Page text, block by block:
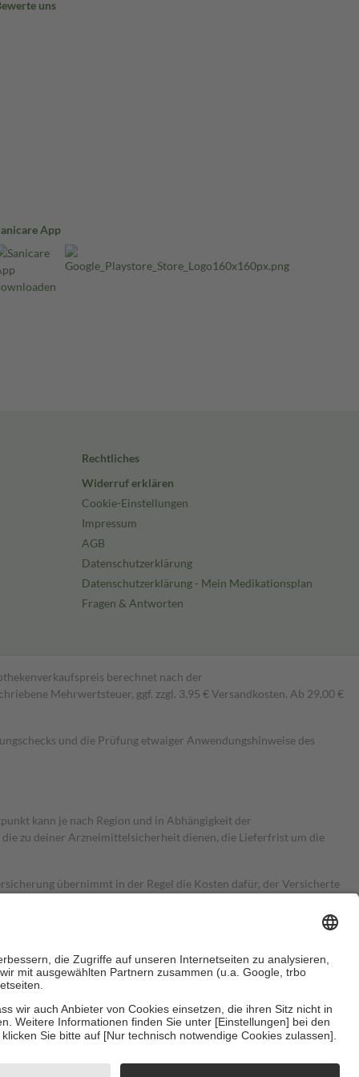
uns
App
Rechtliches
Widerruf erklären
Cookie-Einstellungen
Impressum
AGB
Datenschutzerklärung
Datenschutzerklärung - Mein Medikationsplan
Fragen & Antworten
berechnet nach der
Mehrwertsteuer, ggf. zzgl. 3,95 € Versandkosten. Ab 29,00 €
und die Prüfung etwaiger Anwendungshinweise des
kann je nach Region und in Abhängigkeit der
zu deiner Arzneimittelsicherheit dienen, die Lieferfrist um die
übernimmt in der Regel die Kosten dafür, der Versicherte
Es sind jedoch nie mehr als die tatsächlichen Kosten der Leistung
Zuzahlungen